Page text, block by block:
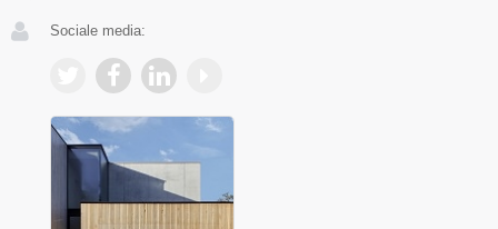
Sociale media: